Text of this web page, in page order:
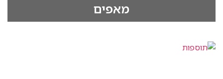
מאפים